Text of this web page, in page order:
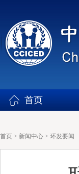
首页
首页 > 新闻中心 > 环发要闻